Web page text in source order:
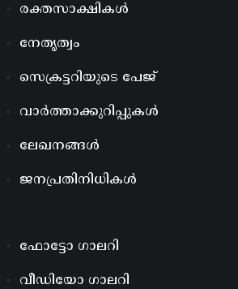
രക്തസാക്ഷികൾ
നേതൃത്വം
സെക്രട്ടറിയുടെ പേജ്
വാർത്താക്കുറിപ്പുകൾ
ലേഖനങ്ങൾ
ജനപ്രതിനിധികൾ
ഫോട്ടോ ഗാലറി
വീഡിയോ ഗാലറി